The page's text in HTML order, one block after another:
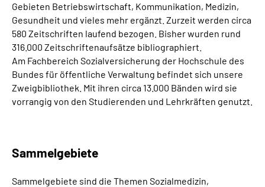
Gebieten Betriebswirtschaft, Kommunikation, Medizin,
Gesundheit und vieles mehr ergänzt. Zurzeit werden circa
580 Zeitschriften laufend bezogen. Bisher wurden rund
316.000 Zeitschriftenaufsätze bibliographiert.
Am Fachbereich Sozialversicherung der Hochschule des
Bundes für öffentliche Verwaltung befindet sich unsere
Zweigbibliothek. Mit ihren circa 13.000 Bänden wird sie
vorrangig von den Studierenden und Lehrkräften genutzt.
Sammelgebiete
Sammelgebiete sind die Themen Sozialmedizin,